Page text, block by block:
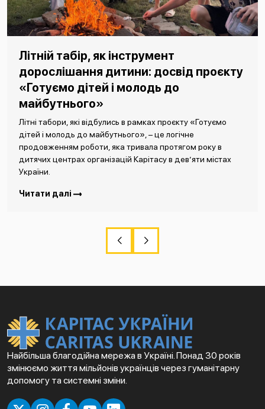
Літній табір, як інструмент
дорослішання дитини: досвід проєкту
«Готуємо дітей і молодь до
майбутнього»
Літні табори, які відбулись в рамках проєкту «Готуємо
дітей і молодь до майбутнього», – це логічне
продовженням роботи, яка тривала протягом року в
дитячих центрах організацій Карітасу в дев’яти містах
України.
Читати далі
Найбільша благодійна мережа в Україні. Понад 30 років
змінюємо життя мільйонів українців через гуманітарну
допомогу та системні зміни.